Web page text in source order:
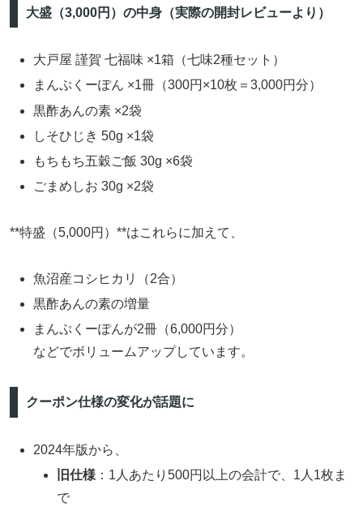
大盛（3,000円）の中身（実際の開封レビューより）
大戸屋 謹賀 七福味 ×1箱（七味2種セット）
まんぷくーぽん ×1冊（300円×10枚＝3,000円分）
黒酢あんの素 ×2袋
しそひじき 50g ×1袋
もちもち五穀ご飯 30g ×6袋
ごまめしお 30g ×2袋
**特盛（5,000円）**はこれらに加えて、
魚沼産コシヒカリ（2合）
黒酢あんの素の増量
まんぷくーぽんが2冊（6,000円分）
などでボリュームアップしています。
クーポン仕様の変化が話題に
2024年版から、
旧仕様 ：1人あたり500円以上の会計で、1人1枚ま
で